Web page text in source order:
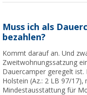
Muss ich als
bezahlen?
Kommt darauf an. Und
Zweitwohnungssatzung
Dauercamper geregelt ist.
Holstein (Az.: 2 LB 97/17),
Mindestausstattung für